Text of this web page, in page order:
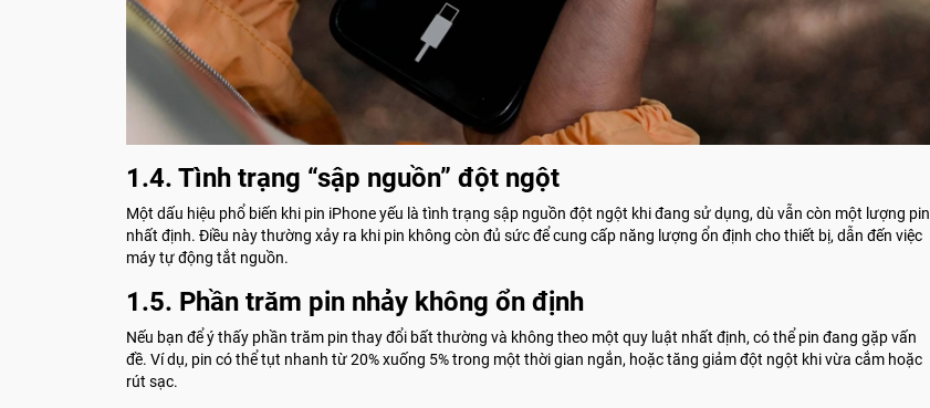
1.4. Tình trạng “sập nguồn” đột ngột
Một dấu hiệu phổ biến khi pin iPhone yếu là tình trạng sập nguồn đột ngột khi đang sử dụng, dù vẫn còn một lượng pin
nhất định. Điều này thường xảy ra khi pin không còn đủ sức để cung cấp năng lượng ổn định cho thiết bị, dẫn đến việc
máy tự động tắt nguồn.
1.5. Phần trăm pin nhảy không ổn định
Nếu bạn để ý thấy phần trăm pin thay đổi bất thường và không theo một quy luật nhất định, có thể pin đang gặp vấn
đề. Ví dụ, pin có thể tụt nhanh từ 20% xuống 5% trong một thời gian ngắn, hoặc tăng giảm đột ngột khi vừa cắm hoặc
rút sạc.